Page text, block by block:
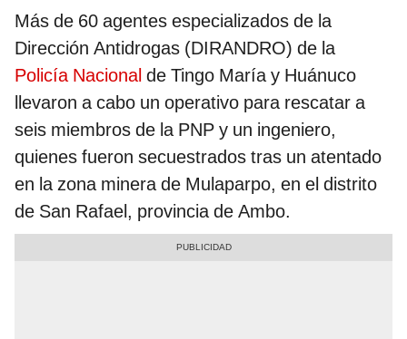
Más de 60 agentes especializados de la
Dirección Antidrogas (DIRANDRO) de la
Policía Nacional de Tingo María y Huánuco
llevaron a cabo un operativo para rescatar a
seis miembros de la PNP y un ingeniero,
quienes fueron secuestrados tras un atentado
en la zona minera de Mulaparpo, en el distrito
de San Rafael, provincia de Ambo.